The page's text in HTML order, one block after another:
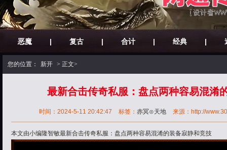
恶魔 | 复古 | 合计 | 经典 |
您的位置： 新开 > 正文>
最新合击传奇私服：盘点两种容易混淆
时间：2024-5-11 20:42:47 标签： 赤冥⊙天地 来源：http://
本文由小编隆智敏最新合击传奇私服：盘点两种容易混淆的装备寂静和竞技